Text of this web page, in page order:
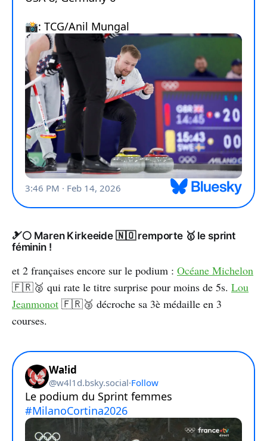
🎿⚪ Maren Kirkeeide 🇳🇴 remporte 🥇 le sprint
féminin !
et 2 françaises encore sur le podium : Océane Michelon
🇫🇷🥈 qui rate le titre surprise pour moins de 5s. Lou
Jeanmonot 🇫🇷🥉 décroche sa 3è médaille en 3
courses.